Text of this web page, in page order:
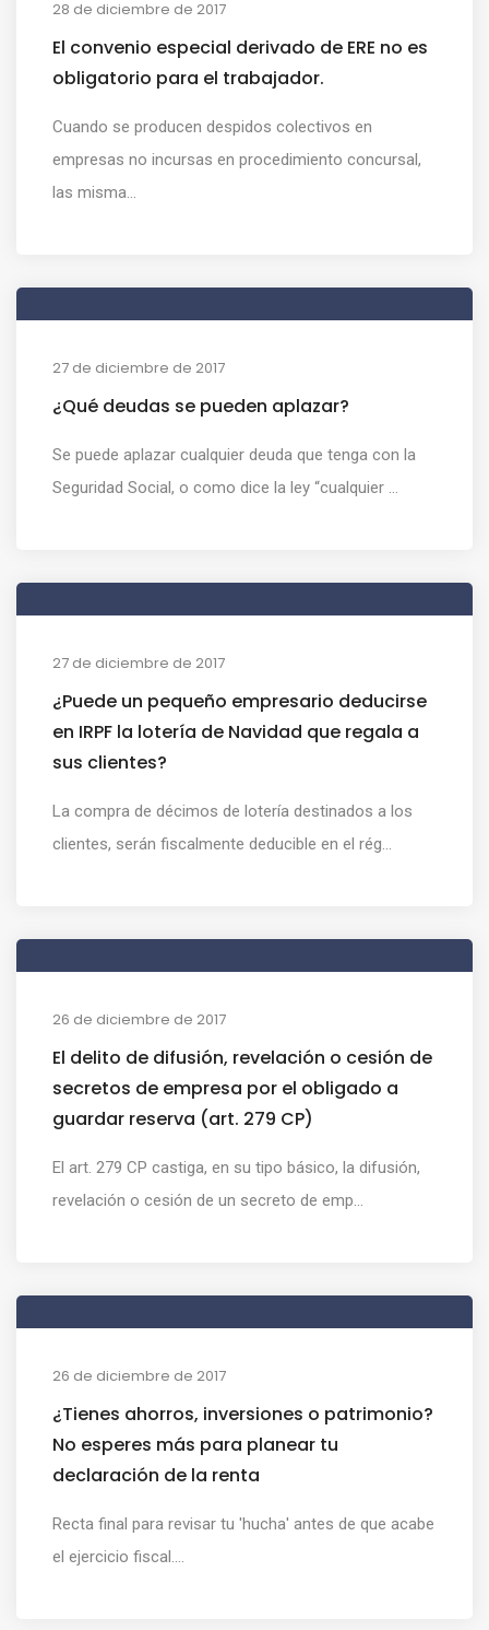
28 de diciembre de 2017
El convenio especial derivado de ERE no es
obligatorio para el trabajador.
Cuando se producen despidos colectivos en
empresas no incursas en procedimiento concursal,
las misma...
27 de diciembre de 2017
¿Qué deudas se pueden aplazar?
Se puede aplazar cualquier deuda que tenga con la
Seguridad Social, o como dice la ley “cualquier ...
27 de diciembre de 2017
¿Puede un pequeño empresario deducirse
en IRPF la lotería de Navidad que regala a
sus clientes?
La compra de décimos de lotería destinados a los
clientes, serán fiscalmente deducible en el rég...
26 de diciembre de 2017
El delito de difusión, revelación o cesión de
secretos de empresa por el obligado a
guardar reserva (art. 279 CP)
El art. 279 CP castiga, en su tipo básico, la difusión,
revelación o cesión de un secreto de emp...
26 de diciembre de 2017
¿Tienes ahorros, inversiones o patrimonio?
No esperes más para planear tu
declaración de la renta
Recta final para revisar tu 'hucha' antes de que acabe
el ejercicio fiscal....